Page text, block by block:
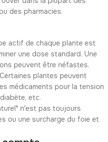
des pharmacies.
actif de chaque plante est
une dose standard. Une
peuvent être néfastes.
Certaines plantes peuvent
médicaments pour la tension
etc.
n'est pas toujours
ou une surcharge du foie et